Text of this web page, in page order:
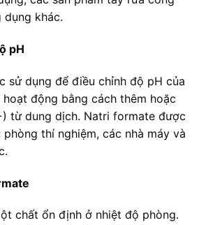
dụng khác.
pH
sử dụng để điều chỉnh độ pH của
động bằng cách thêm hoặc
từ dung dịch. Natri formate được
thí nghiệm, các nhà máy và
chất ổn định ở nhiệt độ phòng.